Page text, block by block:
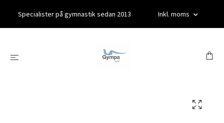
Specialister på gymnastik sedan 2013 Inkl. moms